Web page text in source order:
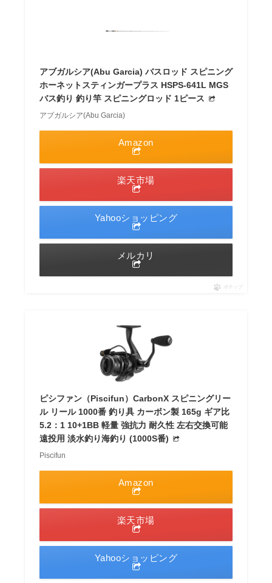
アブガルシア(Abu Garcia) バスロッド スピニング
ホーネットスティンガープラス HSPS-641L MGS
バス釣り 釣り竿 スピニングロッド 1ピース
アブガルシア(Abu Garcia)
Amazon
楽天市場
Yahooショッピング
メルカリ
ポチップ
ピシファン（Piscifun）CarbonX スピニングリー
ル リール 1000番 釣り具 カーボン製 165g ギア比
5.2：1 10+1BB 軽量 強抗力 耐久性 左右交換可能
遠投用 淡水釣り海釣り (1000S番)
Piscifun
Amazon
楽天市場
Yahooショッピング